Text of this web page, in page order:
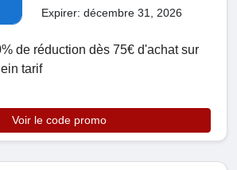
Expirer: décembre 31, 2026
de réduction dès 75€ d'achat sur
tarif
Voir le code promo